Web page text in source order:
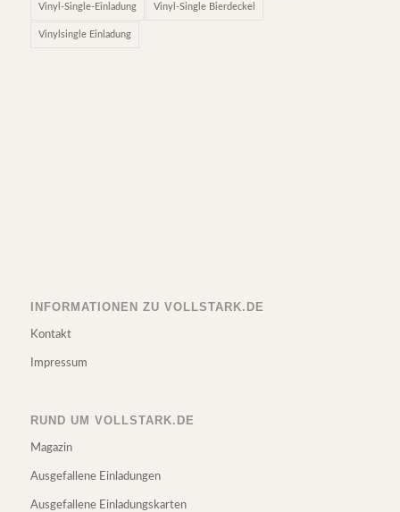
Vinyl-Single-Einladung Vinyl-Single Bierdeckel
Vinylsingle Einladung
INFORMATIONEN ZU VOLLSTARK.DE
Kontakt
Impressum
RUND UM VOLLSTARK.DE
Magazin
Ausgefallene Einladungen
Ausgefallene Einladungskarten